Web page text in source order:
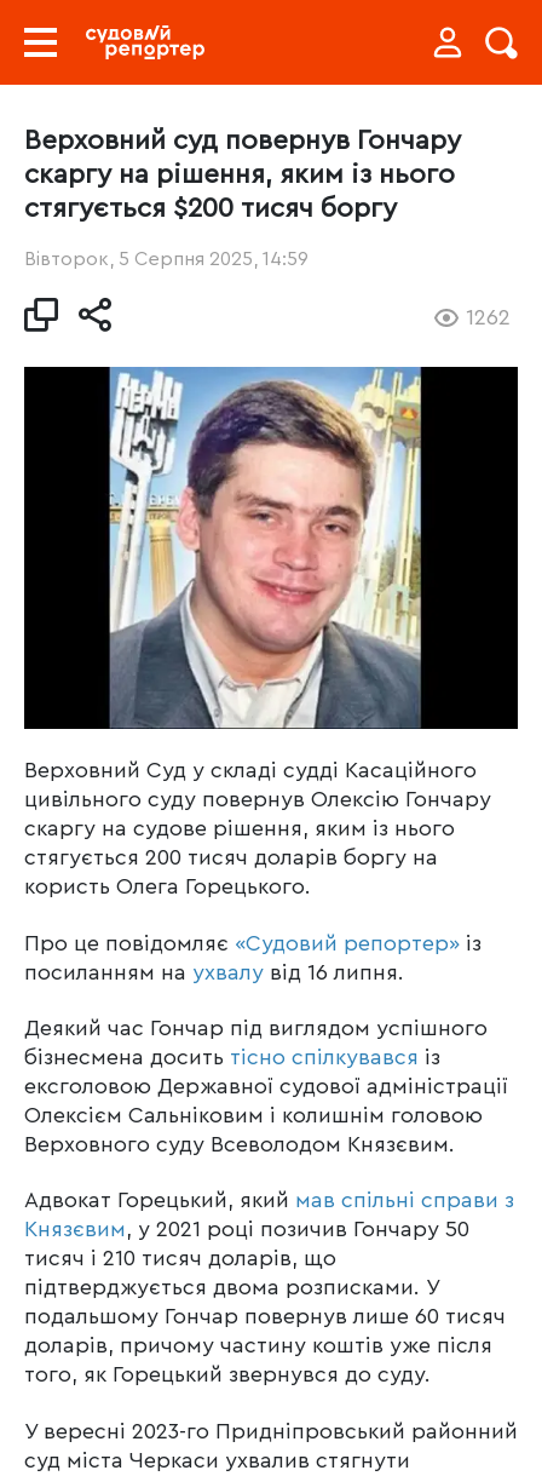
Верховний суд повернув Гончару
скаргу на рішення, яким із нього
стягується $200 тисяч боргу
Вівторок, 5 Серпня 2025, 14:59
1262
Верховний Суд у складі судді Касаційного
цивільного суду повернув Олексію Гончару
скаргу на судове рішення, яким із нього
стягується 200 тисяч доларів боргу на
користь Олега Горецького.
Про це повідомляє «Судовий репортер» із
посиланням на ухвалу від 16 липня.
Деякий час Гончар під виглядом успішного
бізнесмена досить тісно спілкувався із
ексголовою Державної судової адміністрації
Олексієм Сальніковим і колишнім головою
Верховного суду Всеволодом Князєвим.
Адвокат Горецький, який мав спільні справи з
Князєвим, у 2021 році позичив Гончару 50
тисяч і 210 тисяч доларів, що
підтверджується двома розписками. У
подальшому Гончар повернув лише 60 тисяч
доларів, причому частину коштів уже після
того, як Горецький звернувся до суду.
У вересні 2023-го Придніпровський районний
суд міста Черкаси ухвалив стягнути